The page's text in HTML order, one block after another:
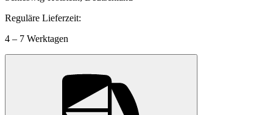
Reguläre Lieferzeit:
4 – 7 Werktagen